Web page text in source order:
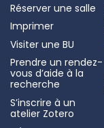
Réserver une salle
Imprimer
Visiter une BU
Prendre un rendez-
vous d’aide à la
recherche
S’inscrire à un
atelier Zotero